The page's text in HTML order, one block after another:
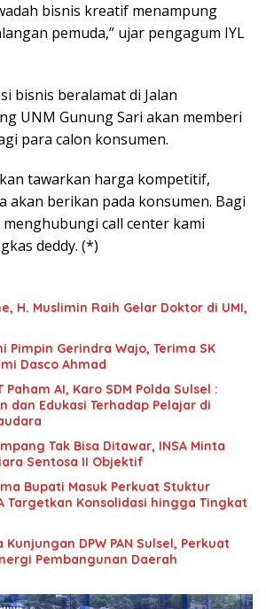
bisnis kreatif menampung
pemuda,” ujar pengagum IYL
bisnis beralamat di Jalan
UNM Gunung Sari akan memberi
para calon konsumen.
tawarkan harga kompetitif,
akan berikan pada konsumen. Bagi
call center kami
deddy. (*)
H. Muslimin Raih Gelar Doktor di UMI,
Pimpin Gerindra Wajo, Terima SK
Dasco Ahmad
Paham AI, Karo SDM Polda Sulsel :
dan Edukasi Terhadap Pelajar di
Tak Bisa Ditawar, INSA Minta
Sentosa II Objektif
Bupati Masuk Perkuat Stuktur
Targetkan Konsolidasi hingga Tingkat
DPW PAN Sulsel, Perkuat
Pembangunan Daerah